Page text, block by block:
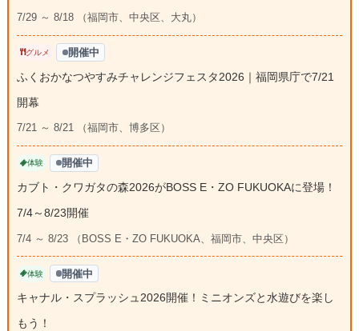
7/29 ～ 8/18 （福岡市、中央区、大丸）
グルメ 開催中
ふくおかなつやすみチャレンジフェスタ2026｜福岡県庁で7/21
開幕
7/21 ～ 8/21 （福岡市、博多区）
体験 開催中
カブト・クワガタの森2026がBOSS E・ZO FUKUOKAに登場！
7/4～8/23開催
7/4 ～ 8/23 （BOSS E・ZO FUKUOKA、福岡市、中央区）
体験 開催中
キャナル・スプラッシュ2026開催！ミニオンズと水遊びを楽し
もう！